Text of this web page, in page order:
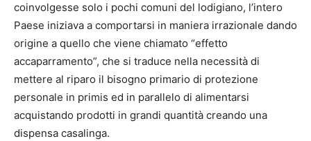
coinvolgesse solo i pochi comuni del lodigiano, l’intero
Paese iniziava a comportarsi in maniera irrazionale dando
origine a quello che viene chiamato “effetto
accaparramento”, che si traduce nella necessità di
mettere al riparo il bisogno primario di protezione
personale in primis ed in parallelo di alimentarsi
acquistando prodotti in grandi quantità creando una
dispensa casalinga.